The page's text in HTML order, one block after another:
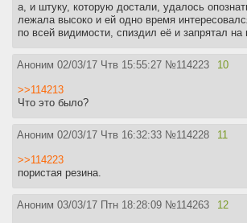
а, и штуку, которую достали, удалось
лежала высоко и ей одно время
по всей видимости, спиздил её и запрятал на
Аноним 02/03/17 Чтв 15:55:27 №114223 10
>>114213
Что это было?
Аноним 02/03/17 Чтв 16:32:33 №114228 11
>>114223
пористая резина.
Аноним 03/03/17 Птн 18:28:09 №114263 12